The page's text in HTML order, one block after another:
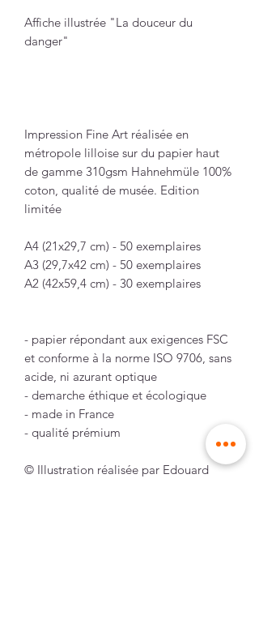
Affiche illustrée "La douceur du
danger"
Impression Fine Art réalisée en
métropole lilloise sur du papier haut
de gamme 310gsm Hahnehmüle 100%
coton, qualité de musée. Edition
limitée
A4 (21x29,7 cm) - 50 exemplaires
A3 (29,7x42 cm) - 50 exemplaires
A2 (42x59,4 cm) - 30 exemplaires
- papier répondant aux exigences FSC
et conforme à la norme ISO 9706, sans
acide, ni azurant optique
- demarche éthique et écologique
- made in France
- qualité prémium
© Illustration réalisée par Edouard